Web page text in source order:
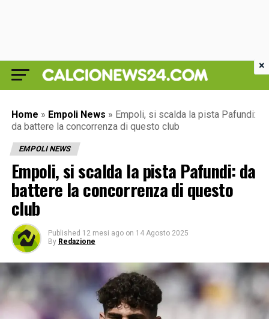
Home » Empoli News » Empoli, si scalda la pista Pafundi:
da battere la concorrenza di questo club
EMPOLI NEWS
Empoli, si scalda la pista Pafundi: da
battere la concorrenza di questo
club
Published 12 mesi ago on 14 Agosto 2025
By Redazione
×